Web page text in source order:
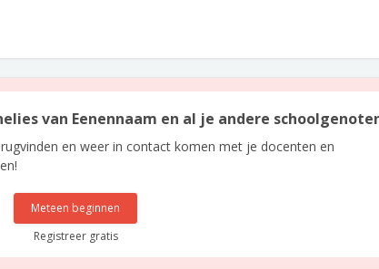
van Eenennaam en al je andere
en weer in contact komen met je docenten en
Meteen beginnen
Registreer gratis